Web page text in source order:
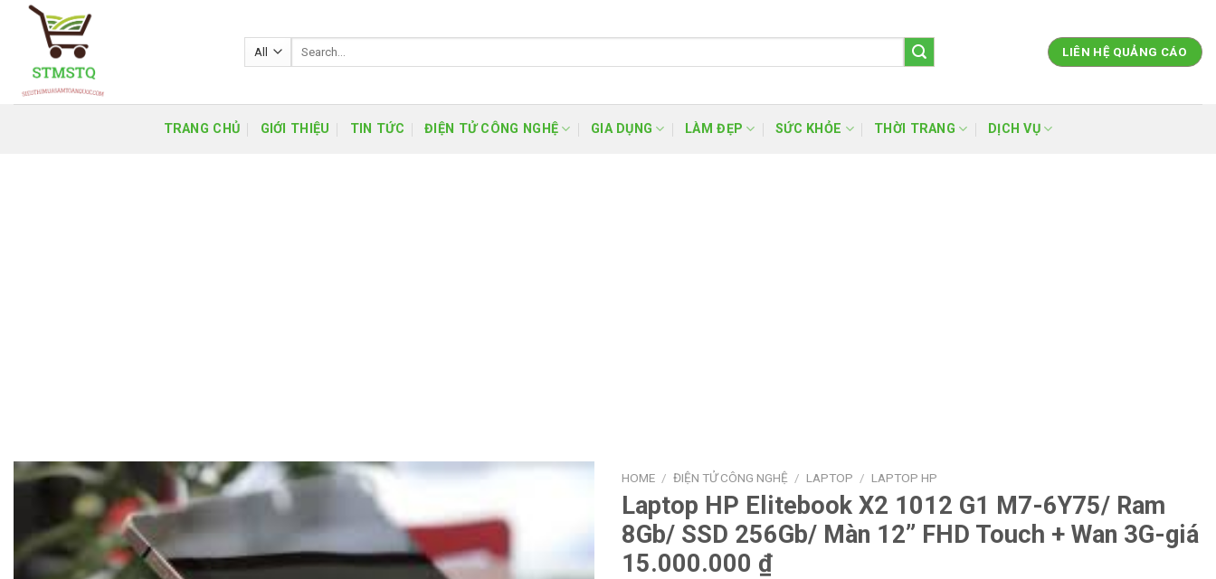
LIÊN HỆ QUẢNG CÁO
TRANG CHỦ GIỚI THIỆU TIN TỨC ĐIỆN TỬ CÔNG NGHỆ GIA DỤNG LÀM ĐẸP SỨC KHỎE THỜI TRANG DỊCH VỤ
HOME / ĐIỆN TỬ CÔNG NGHỆ / LAPTOP / LAPTOP HP
Laptop HP Elitebook X2 1012 G1 M7-6Y75/ Ram
8Gb/ SSD 256Gb/ Màn 12” FHD Touch + Wan 3G-giá
15.000.000 ₫